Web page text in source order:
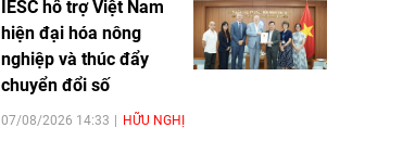
IESC hỗ trợ Việt Nam
hiện đại hóa nông
nghiệp và thúc đẩy
chuyển đổi số
07/08/2026 14:33 HỮU NGHỊ